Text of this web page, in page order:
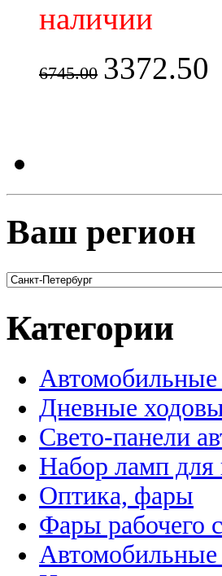
наличии
6745.00 3372.50
Ваш регион
Категории
Дневные
Свето-панели
Набор ламп для
Оптика, фары
Фары рабочего
Автомобильные